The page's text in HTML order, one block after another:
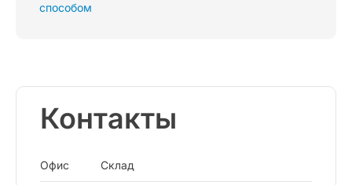
способом
Контакты
Офис Склад